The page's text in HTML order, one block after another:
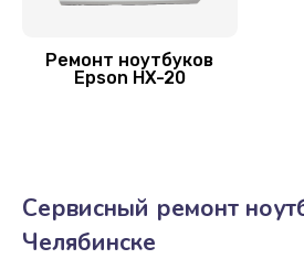
Замена HDD (замена
Установка
Ремонт ноутбуков
Epson HX-20
Сервисный ремонт
Челябинске